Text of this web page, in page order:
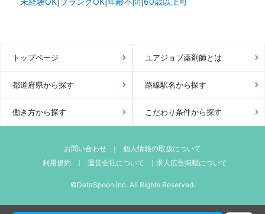
トップページ ユアジョブ薬剤師とは
都道府県から探す 路線駅名から探す
働き方から探す こだわり条件から探す
お問い合わせ ｜
個人情報の取扱について
利用規約
｜ 運営会社について ｜ 求人広告掲載について
©DataSpoon Inc. All Rights Reserved.